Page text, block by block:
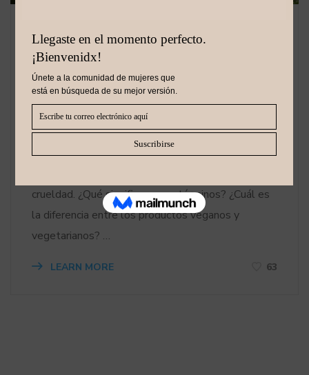
_ 02/03/2023 _STAFF PRIMA DONNA
_0 Comments
Los mejores humectantes
faciales veganos para una
piel radiante
Afortunadamente, hay numerosas marcas que
crueldad. ¿Qué significan esos términos? ¿Cuál es
la diferencia entre los productos veganos y
vegetarianos? …
LEARN MORE 63